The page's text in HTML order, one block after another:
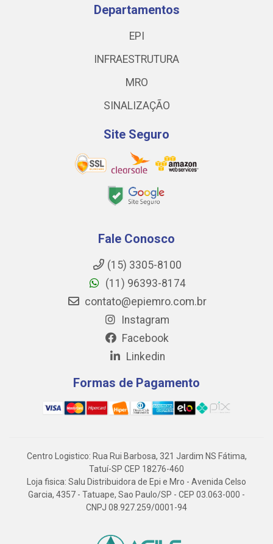
Departamentos
EPI
INFRAESTRUTURA
MRO
SINALIZAÇÃO
Site Seguro
Fale Conosco
(15) 3305-8100
(11) 96393-8174
contato@epiemro.com.br
Instagram
Facebook
Linkedin
Formas de Pagamento
Centro Logistico: Rua Rui Barbosa, 321 Jardim NS Fátima,
Tatuí-SP CEP 18276-460
Loja fisica: Salu Distribuidora de Epi e Mro - Avenida Celso
Garcia, 4357 - Tatuape, Sao Paulo/SP - CEP 03.063-000 -
CNPJ 08.927.259/0001-94